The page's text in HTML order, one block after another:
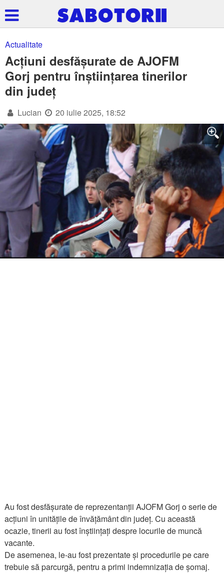
Actualitate
Acțiuni desfășurate de AJOFM
Gorj pentru înștiințarea tinerilor
din județ
Lucian 20 iulie 2025, 18:52
Au fost desfășurate de reprezentanții AJOFM Gorj o serie de
acțiuni în unitățile de învățământ din județ. Cu această
ocazie, tinerii au fost înștiințați despre locurile de muncă
vacante.
De asemenea, le-au fost prezentate și procedurile pe care
trebuie să parcurgă, pentru a primi indemnizația de șomaj.